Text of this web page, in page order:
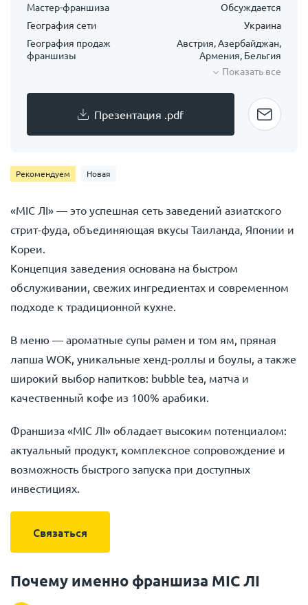
Рекомендуем Новая
«МІС ЛІ» — это успешная сеть заведений азиатского
стрит-фуда, объединяющая вкусы Таиланда, Японии и
Кореи.
Концепция заведения основана на быстром
обслуживании, свежих ингредиентах и современном
подходе к традиционной кухне.
В меню — ароматные супы рамен и том ям, пряная
лапша WOK, уникальные хенд-роллы и боулы, а также
широкий выбор напитков: bubble tea, матча и
качественный кофе из 100% арабики.
Франшиза «МІС ЛІ» обладает высоким потенциалом:
актуальный продукт, комплексное сопровождение и
возможность быстрого запуска при доступных
инвестициях.
Связаться
Почему именно франшиза МІС ЛІ
Мастер-франшиза
Обсуждается
География сети
Украина
География продаж
франшизы
Австрия, Азербайджан,
Армения, Бельгия
Показать все
Презентация .pdf